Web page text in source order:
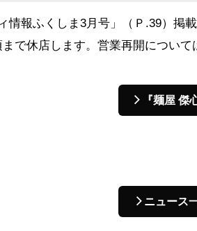
情報ふくしま3月号」（Ｐ.39）掲
で休店します。営業再開について
『麺屋 傑
ニュース